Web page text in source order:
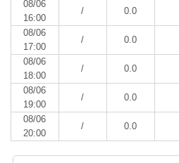
08/06
16:00
/ 0.0
08/06
17:00
/ 0.0
08/06
18:00
/ 0.0
08/06
19:00
/ 0.0
08/06
20:00
/ 0.0